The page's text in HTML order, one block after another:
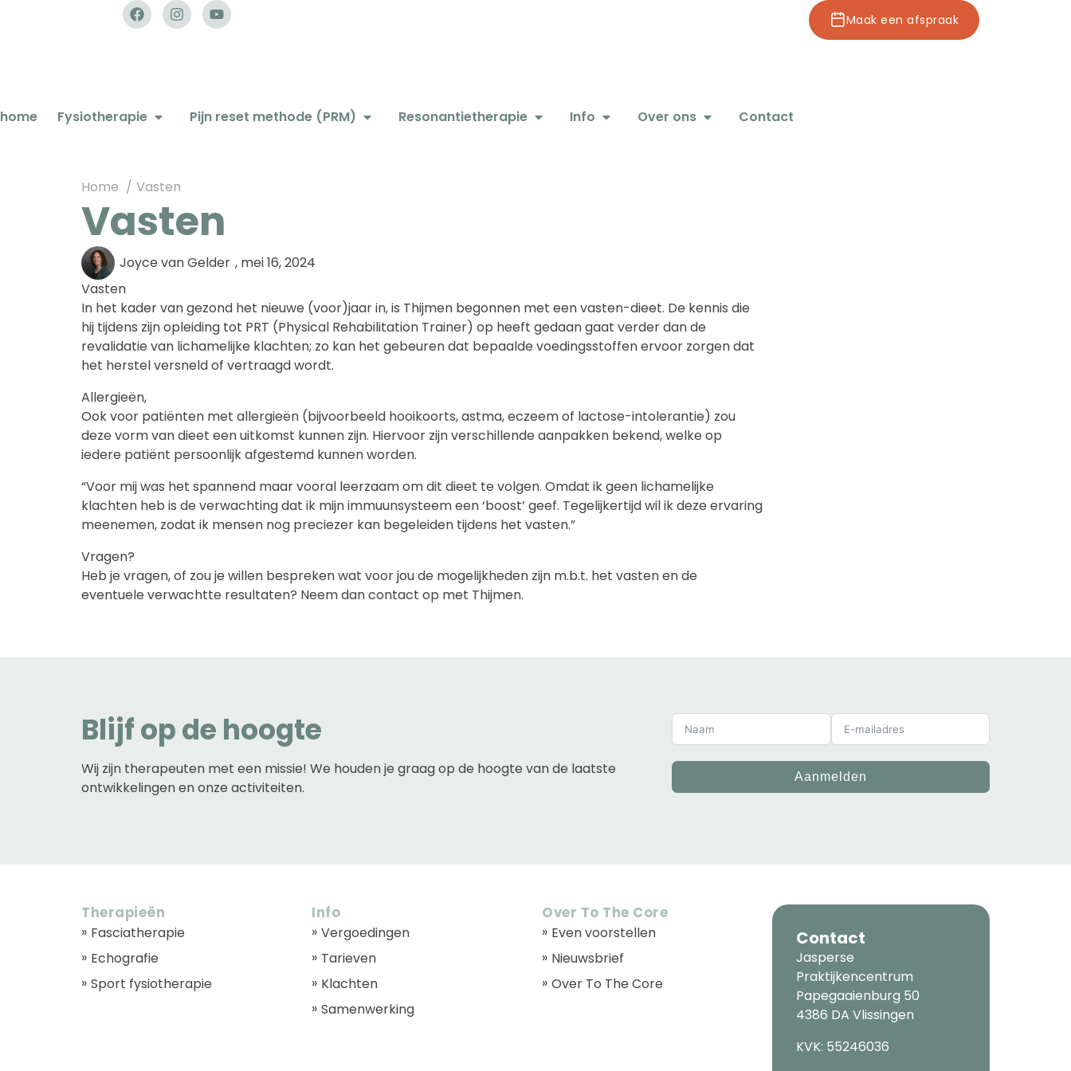
Maak een afspraak
home Fysiotherapie Pijn reset methode (PRM) Resonantietherapie Info Over ons Contact
Home Vasten
Vasten
Joyce van Gelder , mei 16, 2024
Vasten
In het kader van gezond het nieuwe (voor)jaar in, is Thijmen begonnen met een vasten-dieet. De kennis die
hij tijdens zijn opleiding tot PRT (Physical Rehabilitation Trainer) op heeft gedaan gaat verder dan de
revalidatie van lichamelijke klachten; zo kan het gebeuren dat bepaalde voedingsstoffen ervoor zorgen dat
het herstel versneld of vertraagd wordt.
Allergieën,
Ook voor patiënten met allergieën (bijvoorbeeld hooikoorts, astma, eczeem of lactose-intolerantie) zou
deze vorm van dieet een uitkomst kunnen zijn. Hiervoor zijn verschillende aanpakken bekend, welke op
iedere patiënt persoonlijk afgestemd kunnen worden.
“Voor mij was het spannend maar vooral leerzaam om dit dieet te volgen. Omdat ik geen lichamelijke
klachten heb is de verwachting dat ik mijn immuunsysteem een ‘boost’ geef. Tegelijkertijd wil ik deze ervaring
meenemen, zodat ik mensen nog preciezer kan begeleiden tijdens het vasten.”
Vragen?
Heb je vragen, of zou je willen bespreken wat voor jou de mogelijkheden zijn m.b.t. het vasten en de
eventuele verwachtte resultaten? Neem dan contact op met Thijmen.
Blijf op de hoogte
Wij zijn therapeuten met een missie! We houden je graag op de hoogte van de laatste
ontwikkelingen en onze activiteiten.
Aanmelden
Therapieën
Fasciatherapie
Echografie
Sport fysiotherapie
Info
Vergoedingen
Tarieven
Klachten
Samenwerking
Over To The Core
Even voorstellen
Nieuwsbrief
Over To The Core
Contact
Jasperse
Praktijkencentrum
Papegaaienburg 50
4386 DA Vlissingen
KVK: 55246036